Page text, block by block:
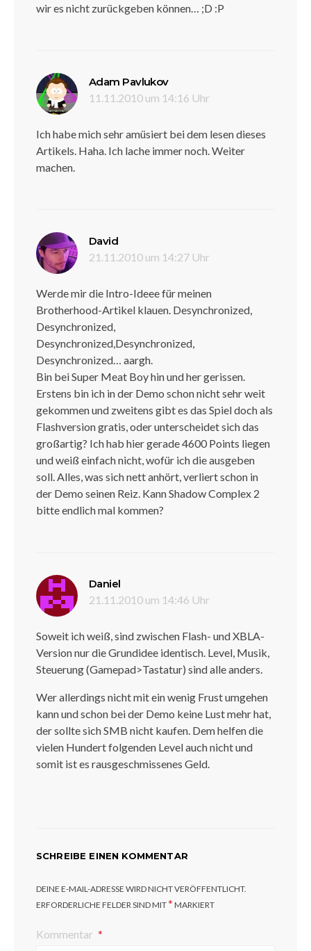
wir es nicht zurückgeben können… ;D :P
Adam Pavlukovsagt:
11.11.2010 um 14:16 Uhr
Ich habe mich sehr amüsiert bei dem lesen dieses
Artikels. Haha. Ich lache immer noch. Weiter
machen.
David
21.11.2010 um 14:27 Uhr
Werde mir die Intro-Ideee für meinen
Brotherhood-Artikel klauen. Desynchronized,
Desynchronized,
Desynchronized,Desynchronized,
Desynchronized… aargh.
Bin bei Super Meat Boy hin und her gerissen.
Erstens bin ich in der Demo schon nicht sehr weit
gekommen und zweitens gibt es das Spiel doch als
Flashversion gratis, oder unterscheidet sich das
großartig? Ich hab hier gerade 4600 Points liegen
und weiß einfach nicht, wofür ich die ausgeben
soll. Alles, was sich nett anhört, verliert schon in
der Demo seinen Reiz. Kann Shadow Complex 2
bitte endlich mal kommen?
Daniel
21.11.2010 um 14:46 Uhr
Soweit ich weiß, sind zwischen Flash- und XBLA-
Version nur die Grundidee identisch. Level, Musik,
Steuerung (Gamepad>Tastatur) sind alle anders.
Wer allerdings nicht mit ein wenig Frust umgehen
kann und schon bei der Demo keine Lust mehr hat,
der sollte sich SMB nicht kaufen. Dem helfen die
vielen Hundert folgenden Level auch nicht und
somit ist es rausgeschmissenes Geld.
SCHREIBE EINEN KOMMENTAR
DEINE E-MAIL-ADRESSE WIRD NICHT VERÖFFENTLICHT.
ERFORDERLICHE FELDER SIND MIT* MARKIERT
Kommentar